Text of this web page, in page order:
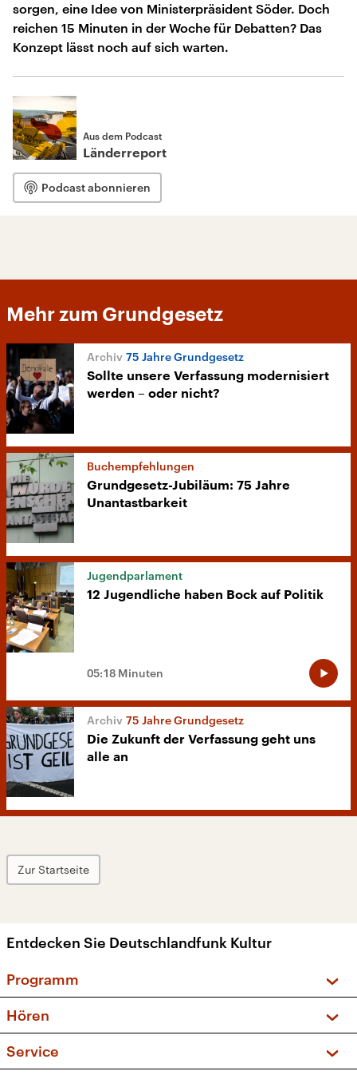
sorgen, eine Idee von Ministerpräsident Söder. Doch
reichen 15 Minuten in der Woche für Debatten? Das
Konzept lässt noch auf sich warten.
Aus dem Podcast
Länderreport
Podcast abonnieren
Mehr zum Grundgesetz
75 Jahre Grundgesetz
Sollte unsere Verfassung modernisiert
werden – oder nicht?
Buchempfehlungen
Grundgesetz-Jubiläum: 75 Jahre
Unantastbarkeit
Jugendparlament
12 Jugendliche haben Bock auf Politik
05:18 Minuten
75 Jahre Grundgesetz
Die Zukunft der Verfassung geht uns
alle an
Zur Startseite
Entdecken Sie Deutschlandfunk Kultur
Programm
Sendungen und Podcasts
Musikliste
Hören
Frequenzen (UKW + DAB+)
Service